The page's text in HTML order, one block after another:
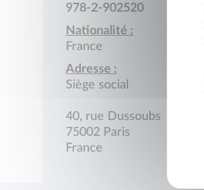
978-2-902520
Nationalité :
France
Adresse :
Siège social
40, rue Dussoubs
75002 Paris
France